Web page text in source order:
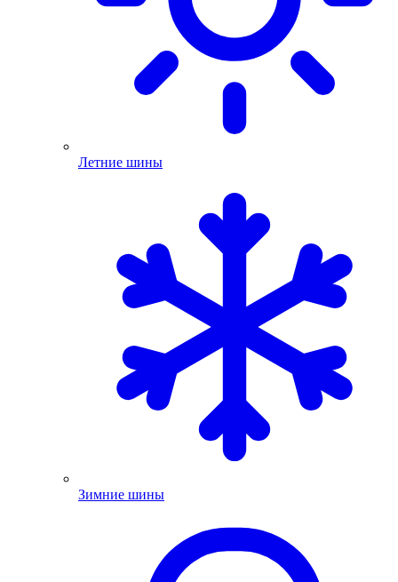
Летние шины
Зимние шины